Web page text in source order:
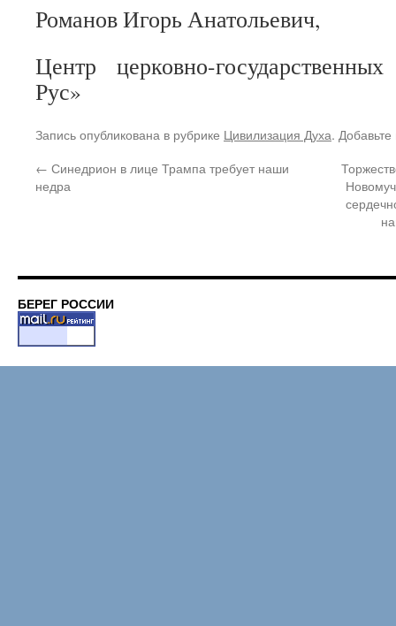
Романов Игорь Анатольевич,
Центр церковно-
Рус»
Запись опубликована в рубрике Цивилизация Духа.
← Синедрион в лице Трампа требует наши
недра
БЕРЕГ РОССИИ